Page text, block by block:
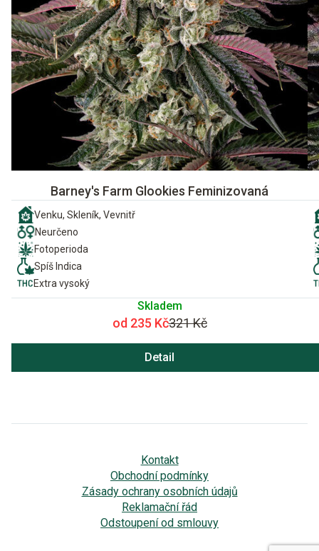
Barney's Farm Glookies Feminizovaná
Venku, Skleník, Vevnitř
Neurčeno
Fotoperioda
Spíš Indica
Extra vysoký
Skladem
od 235 Kč321 Kč
Detail
Kontakt
Obchodní podmínky
Zásady ochrany osobních údajů
Reklamační řád
Odstoupení od smlouvy